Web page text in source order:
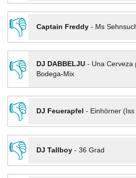
👎
Captain Freddy- Ms
👎
DJ DABBELJU- Una Cerveza
Bodega-Mix
👎
DJ Feuerapfel - Einhörner
👎
DJ Tallboy- 36 Grad